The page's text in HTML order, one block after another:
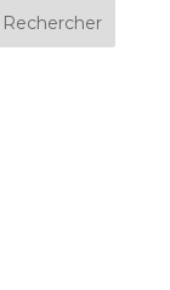
Rechercher